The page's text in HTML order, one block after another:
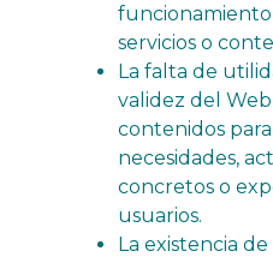
funcionamiento
servicios o
La falta de
validez del Web
contenidos
necesidades,
concretos o
usuarios.
La existencia